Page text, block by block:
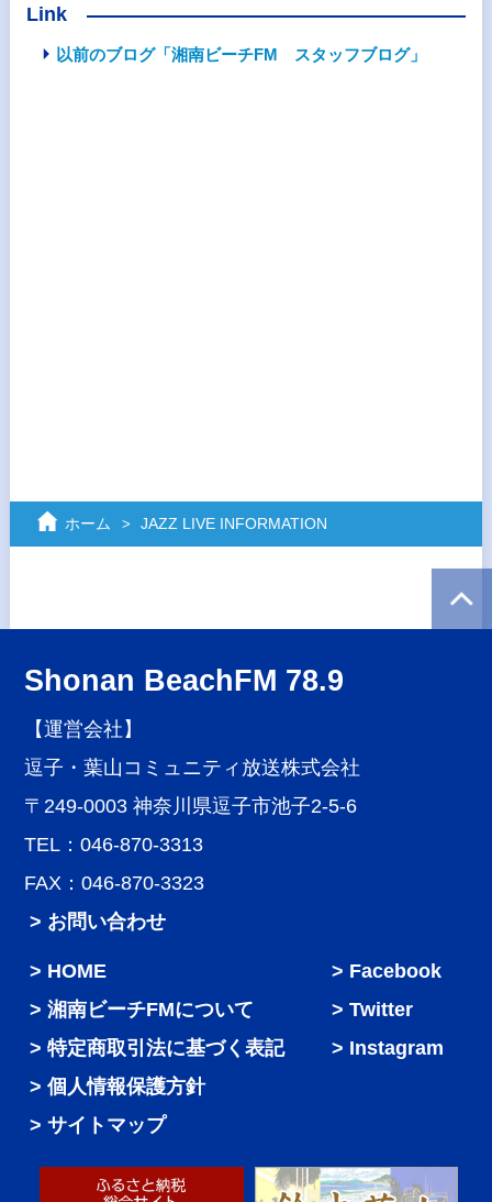
Link
以前のブログ「湘南ビーチFM スタッフブログ」
ホーム JAZZ LIVE INFORMATION
Shonan BeachFM 78.9
【運営会社】
逗子・葉山コミュニティ放送株式会社
〒249-0003 神奈川県逗子市池子2-5-6
TEL：046-870-3313
FAX：046-870-3323
> お問い合わせ
HOME
湘南ビーチFMについて
特定商取引法に基づく表記
個人情報保護方針
サイトマップ
Facebook
Twitter
Instagram